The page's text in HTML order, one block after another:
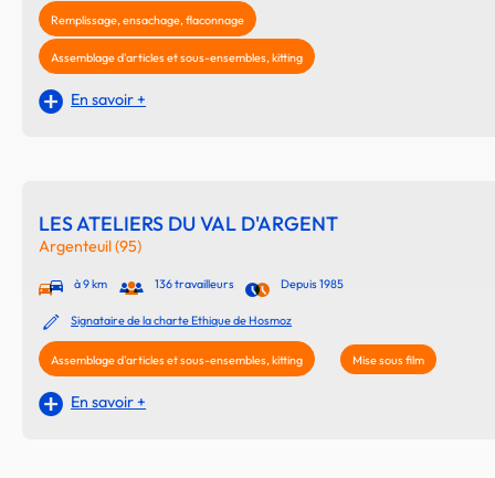
Remplissage, ensachage, flaconnage
Assemblage d'articles et sous-ensembles, kitting
En savoir +
LES ATELIERS DU VAL D'ARGENT
Argenteuil (95)
à 9 km 136 travailleurs Depuis 1985
Signataire de la charte Ethique de Hosmoz
Assemblage d'articles et sous-ensembles, kitting Mise sous film
En savoir +